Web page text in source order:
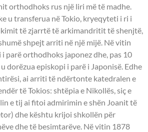
orthodhoks rus një liri më të madhe.
u transferua në Tokio, kryeqyteti i ri i
të zjarrtë të arkimandritit të shenjtë,
shpejt arriti në një mijë. Në vitin
parë orthodhoks japonez dhe, pas 10
dorëzua episkopi i parë i Japonisë. Edhe
ai arriti të ndërtonte katedralen e
të Tokios: shtëpia e Nikollës, siç e
e tij ai fitoi admirimin e shën Joanit të
dhe kështu krijoi shkollën për
dhe të besimtarëve. Në vitin 1878